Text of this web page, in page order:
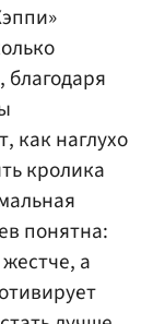
как наглухо
кролика
понятна:
а